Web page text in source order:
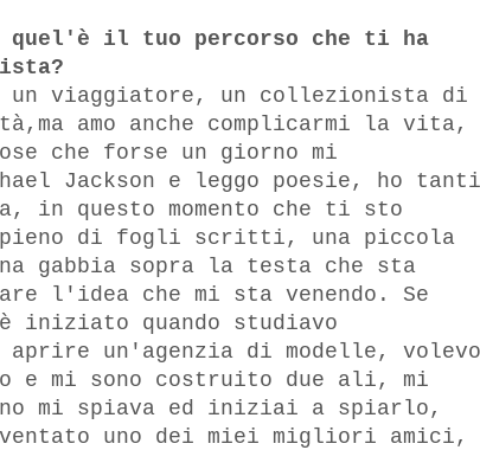
quel'è il tuo percorso che ti ha
un viaggiatore, un collezionista di
amo anche complicarmi la vita,
che forse un giorno mi
Jackson e leggo poesie, ho tanti
in questo momento che ti sto
pieno di fogli scritti, una piccola
gabbia sopra la testa che sta
l'idea che mi sta venendo. Se
iniziato quando studiavo
aprire un'agenzia di modelle, volevo
e mi sono costruito due ali, mi
mi spiava ed iniziai a spiarlo,
uno dei miei migliori amici,